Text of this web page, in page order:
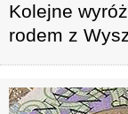
Kolejne
rodem z